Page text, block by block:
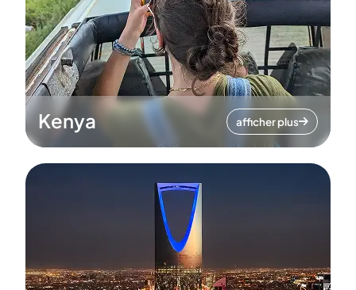
Kenya afficher plus